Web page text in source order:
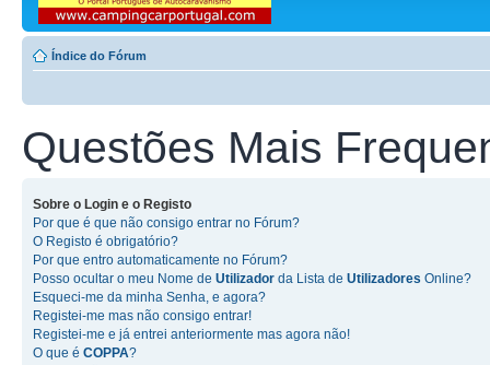
Índice do Fórum
Questões Mais
Sobre o Login e o Registo
Por que é que não consigo entrar no Fórum?
O Registo é obrigatório?
Por que entro automaticamente no Fórum?
Posso ocultar o meu Nome de Utilizador da Lista de Utilizadores Online?
Esqueci-me da minha Senha, e agora?
Registei-me mas não consigo entrar!
Registei-me e já entrei anteriormente mas agora não!
O que é COPPA?